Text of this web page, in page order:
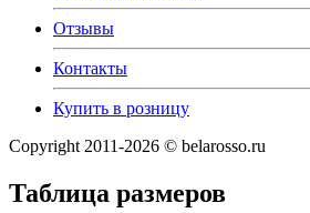
Отзывы
Контакты
Купить в розницу
Copyright 2011-2026 © belarosso.ru
Таблица размеров